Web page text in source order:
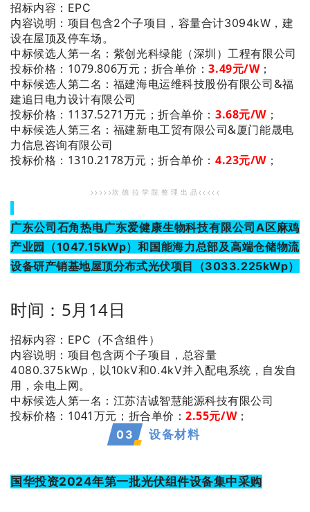
招标内容：EPC
内容说明：项目包含2个子项目，容量合计3094kW，建
设在屋顶及停车场。
中标候选人第一名 ：紫创光科绿能（深圳）工程有限公司
投标价格：1079.806万元； 折合单价：3.49元/W；
中标候选人第二名 ：福建海电运维科技股份有限公司&福
建追日电力设计有限公司
投标价格：1137.5271万元；折合单价： 3.68元/W；
中标候选人第三名 ：福建新电工贸有限公司&厦门能晟电
力信息咨询有限公司
投标价格：1310.2178万元；折合单价： 4.23元/W；
>>>>>坎 德 拉 学 院 整 理 出 品<<<<<
广东公司石角热电广东爱健康生物科技有限公司A区麻鸡
产业园（1047.15kWp）和国能海力总部及高端仓储物流
设备研产销基地屋顶分布式光伏项目（3033.225kWp）
时间：5月14日
招标内容：EPC（不含组件）
内容说明：项目包含两个子项目，总容量
4080.375kWp，以10kV和0.4kV并入配电系统，自发自
用，余电上网。
中标候选人第一名 ：江苏洁诚智慧能源科技有限公司
投标价格：1041万元； 折合单价：2.55元/W；
03 设备材料
国华投资2024年第一批光伏组件设备集中采购